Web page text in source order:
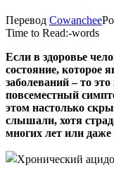
Перевод Cowanchee
Time to Read:-words
Если в здоровье
состояние, которое
заболеваний – то
повсеместный
этом настолько
слышали, хотя
многих лет или даже